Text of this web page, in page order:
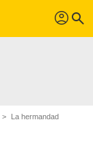
profil search
La hermandad